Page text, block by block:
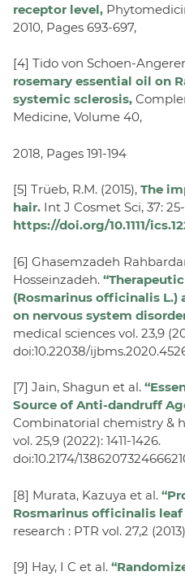
receptor level,
2010, Pages 693-697,
[4] Tido von Schoen-
rosemary essential oil on
systemic sclerosis,
Medicine, Volume 40,
2018, Pages 191-194
[5] Trüeb, R.M. (2015), The
hair. Int J Cosmet Sci, 37:
https://doi.org/10.1111/
[6] Ghasemzadeh
Hosseinzadeh.
(Rosmarinus officinalis
on nervous system
medical sciences vol. 23,9
doi:10.22038/
[7] Jain, Shagun et al.
Source of Anti-dandruff
Combinatorial chemistry &
vol. 25,9 (2022): 1411-1426.
doi:10.2174/
[8] Murata, Kazuya et al.
Rosmarinus officinalis leaf
research : PTR vol. 27,2
[9] Hay, I C et al.